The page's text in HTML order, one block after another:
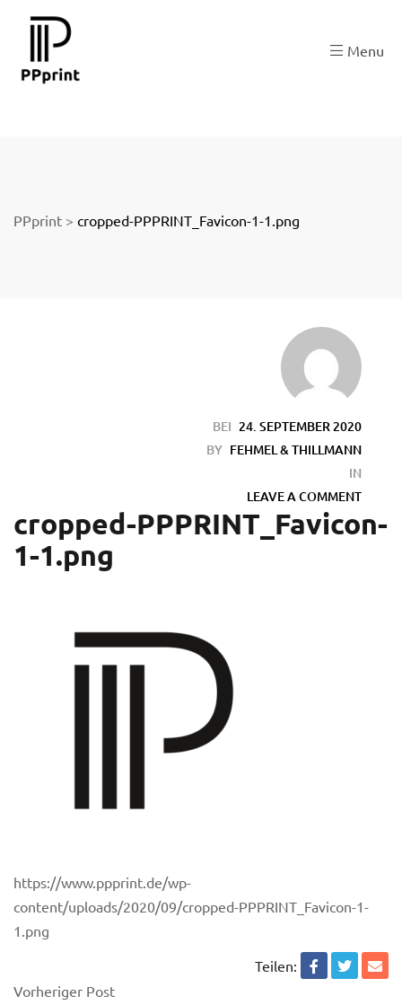
Menu
PPprint > cropped-PPPRINT_Favicon-1-1.png
BEI 24. SEPTEMBER 2020
BY FEHMEL & THILLMANN
IN
LEAVE A COMMENT
cropped-PPPRINT_Favicon-
1-1.png
https://www.ppprint.de/wp-
content/uploads/2020/09/cropped-PPPRINT_Favicon-1-
1.png
Teilen:
Vorheriger Post